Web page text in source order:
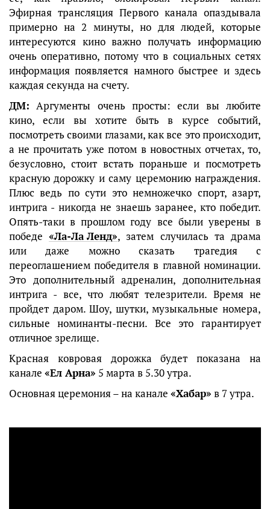
Эфирная трансляция Первого канала опаздывала
примерно на 2 минуты, но для людей, которые
интересуются кино важно получать информацию
очень оперативно, потому что в социальных сетях
информация появляется намного быстрее и здесь
каждая секунда на счету.
ДМ: Аргументы очень просты: если вы любите
кино, если вы хотите быть в курсе событий,
посмотреть своими глазами, как все это происходит,
а не прочитать уже потом в новостных отчетах, то,
безусловно, стоит встать пораньше и посмотреть
красную дорожку и саму церемонию награждения.
Плюс ведь по сути это немножечко спорт, азарт,
интрига - никогда не знаешь заранее, кто победит.
Опять-таки в прошлом году все были уверены в
победе«Ла-Ла Ленд», затем случилась та драма
или даже можно сказать трагедия с
переоглашением победителя в главной номинации.
Это дополнительный адреналин, дополнительная
интрига - все, что любят телезрители. Время не
пройдет даром. Шоу, шутки, музыкальные номера,
сильные номинанты-песни. Все это гарантирует
отличное зрелище.
Красная ковровая дорожка будет показана на
канале «Ел Арна» 5 марта в 5.30 утра.
Основная церемония – на канале «Хабар» в 7 утра.